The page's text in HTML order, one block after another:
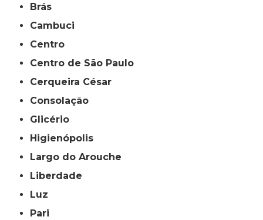
Brás
Cambuci
Centro
Centro de São Paulo
Cerqueira César
Consolação
Glicério
Higienópolis
Largo do Arouche
Liberdade
Luz
Pari